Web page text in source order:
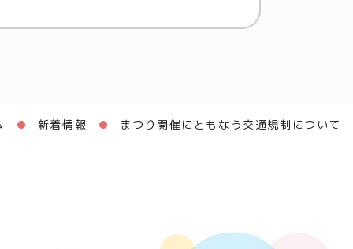
新着情報 まつり開催にともなう交通規制について